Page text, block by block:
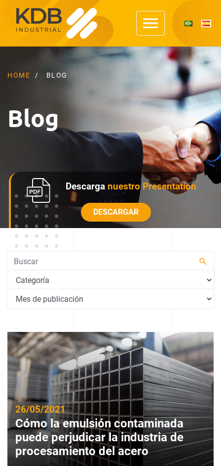
HOME BLOG
Blog
Descarga nuestro Presentation
DESCARGAR
Pesquisar
26/05/2021
Cómo la emulsión contaminada
puede perjudicar la industria de
procesamiento del acero